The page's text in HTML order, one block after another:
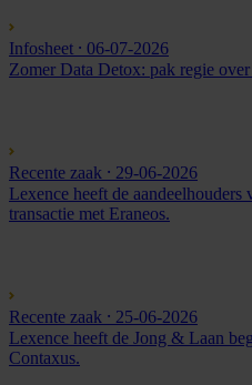
Infosheet ⸱ 06-07-2026
Zomer Data Detox: pak regie over
Recente zaak ⸱ 29-06-2026
Lexence heeft de aandeelhouders
transactie met Eraneos.
Recente zaak ⸱ 25-06-2026
Lexence heeft de Jong & Laan
Contaxus.